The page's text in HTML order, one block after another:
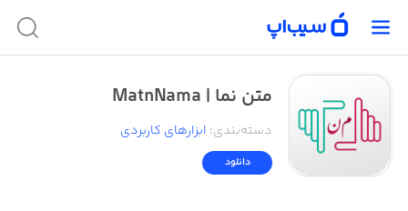
متن نما |‌ MatnNama
دسته‌بندی: ابزار‌های کاربردی
دانلود